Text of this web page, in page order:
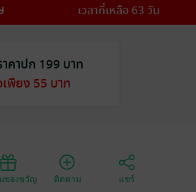
เวลาที่เหลือ 63 วัน
คาปก 199 บาท
เพียง 55 บาท
ของขวัญ ติดตาม แชร์